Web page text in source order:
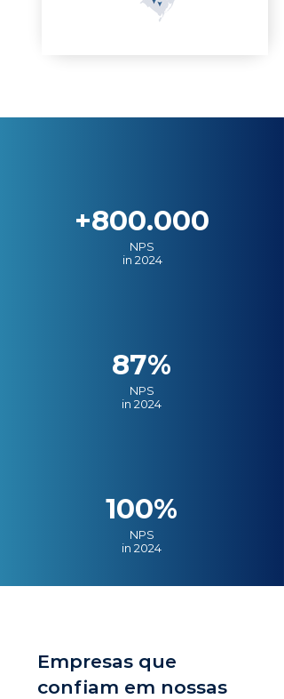
+800.000
NPS
in 2024
87%
NPS
in 2024
100%
NPS
in 2024
Empresas que
confiam em nossas